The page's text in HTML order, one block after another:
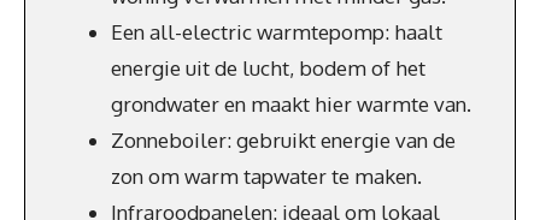
Een all-electric warmtepomp: haalt
energie uit de lucht, bodem of het
grondwater en maakt hier warmte van.
Zonneboiler: gebruikt energie van de
zon om warm tapwater te maken.
Infraroodpanelen: ideaal om lokaal